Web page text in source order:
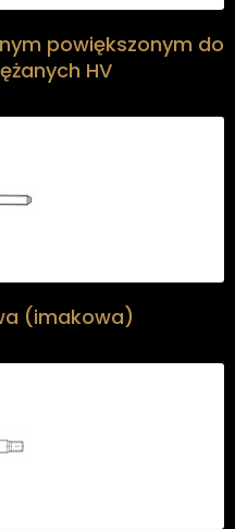
powiększonym do
HV
(imakowa)